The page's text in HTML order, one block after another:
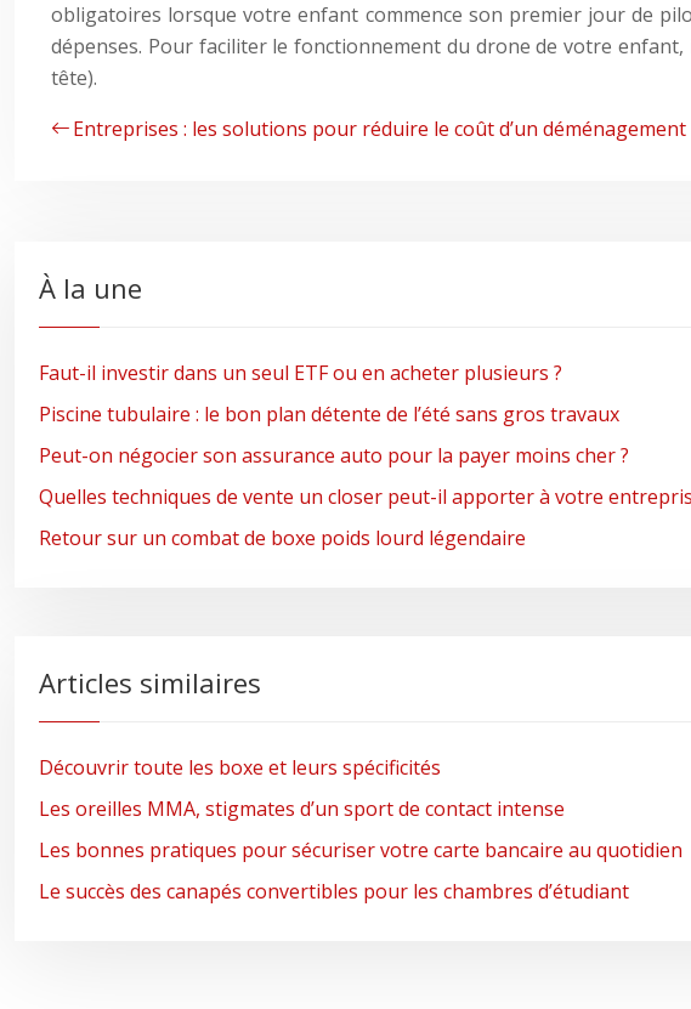
obligatoires lorsque votre enfant commence son premier jour de
dépenses. Pour faciliter le fonctionnement du drone de votre
tête).
Entreprises : les solutions pour réduire le coût d’un
À la une
Faut-il investir dans un seul ETF ou en acheter plusieurs ?
Piscine tubulaire : le bon plan détente de l’été sans gros travaux
Peut-on négocier son assurance auto pour la payer moins cher ?
Quelles techniques de vente un closer peut-il apporter à votre
Retour sur un combat de boxe poids lourd légendaire
Articles similaires
Découvrir toute les boxe et leurs spécificités
Les oreilles MMA, stigmates d’un sport de contact intense
Les bonnes pratiques pour sécuriser votre carte bancaire au quotidien
Le succès des canapés convertibles pour les chambres d’étudiant